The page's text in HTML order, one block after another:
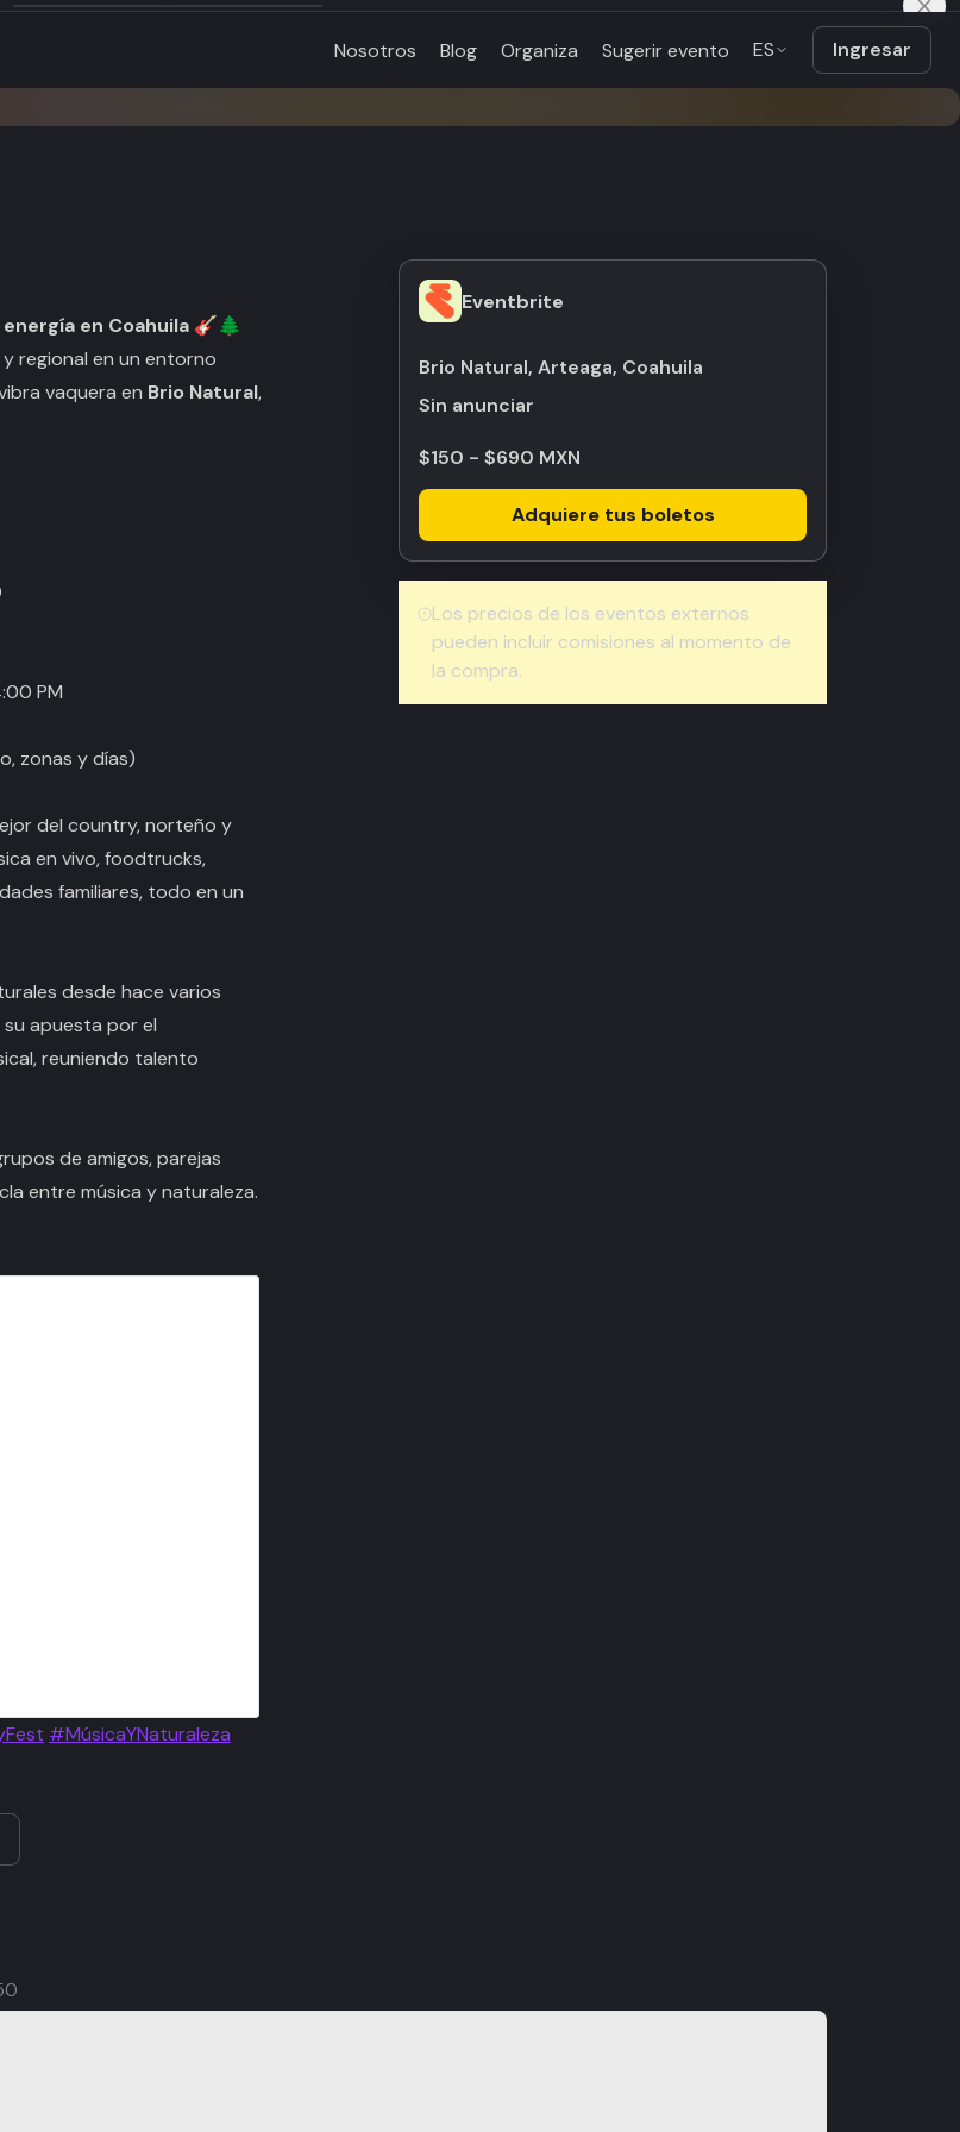
Nosotros Blog Organiza Sugerir evento ES Ingresar
en Coahuila 🎸🌲
regional en un entorno
vaquera en Brio Natural,
PM
zonas y días)
del country, norteño y
en vivo, foodtrucks,
familiares, todo en un
desde hace varios
apuesta por el
reuniendo talento
de amigos, parejas
entre música y naturaleza.
#MúsicaYNaturaleza
Eventbrite
Brio Natural, Arteaga, Coahuila
Sin anunciar
$150 - $690 MXN
Adquiere tus boletos
Los precios de los eventos externos
pueden incluir comisiones al momento de
la compra.